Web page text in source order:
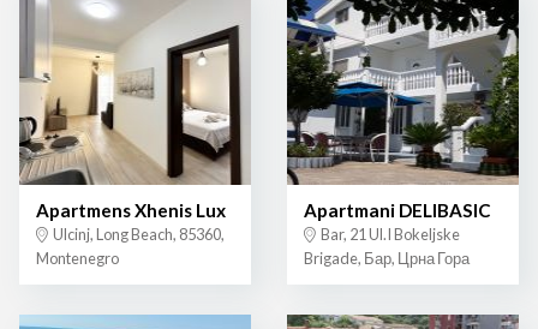
Apartmens Xhenis Lux
Ulcinj, Long Beach, 85360,
Montenegro
Apartmani DELIBASIC
Bar, 21 Ul.I Bokeljske
Brigade, Бар, Црна Гора